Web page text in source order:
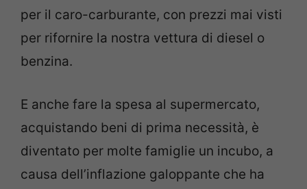
per il caro-carburante, con prezzi mai visti
per rifornire la nostra vettura di diesel o
benzina.
E anche fare la spesa al supermercato,
acquistando beni di prima necessità, è
diventato per molte famiglie un incubo, a
causa dell’inflazione galoppante che ha